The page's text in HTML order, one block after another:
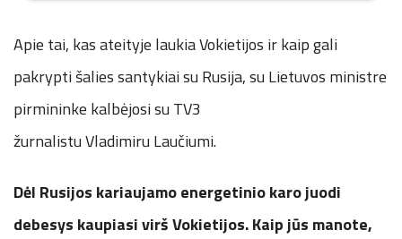
Apie tai, kas ateityje laukia Vokietijos ir kaip gali
pakrypti šalies santykiai su Rusija, su Lietuvos ministre
pirmininke kalbėjosi su TV3
žurnalistu Vladimiru Laučiumi.
Dėl Rusijos kariaujamo energetinio karo juodi
debesys kaupiasi virš Vokietijos. Kaip jūs manote,